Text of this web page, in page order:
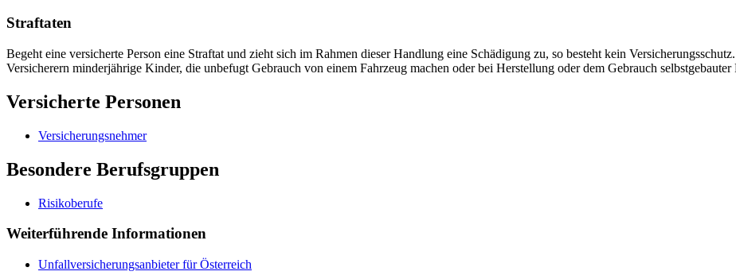
Straftaten
Begeht eine versicherte Person eine Straftat und zieht sich im Rahmen dieser Handlung eine Schädigung zu, so besteht kein
Versicherern minderjährige Kinder, die unbefugt Gebrauch von einem Fahrzeug machen oder bei Herstellung oder dem Gebrauch
Versicherte Personen
Versicherungsnehmer
Besondere Berufsgruppen
Risikoberufe
Weiterführende Informationen
Unfallversicherungsanbieter für Österreich